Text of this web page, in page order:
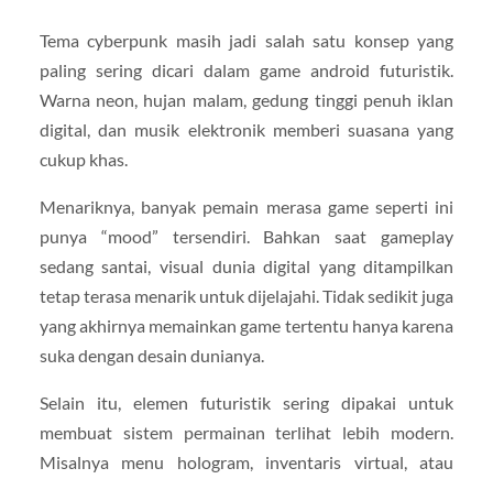
Tema cyberpunk masih jadi salah satu konsep yang
paling sering dicari dalam game android futuristik.
Warna neon, hujan malam, gedung tinggi penuh iklan
digital, dan musik elektronik memberi suasana yang
cukup khas.
Menariknya, banyak pemain merasa game seperti ini
punya “mood” tersendiri. Bahkan saat gameplay
sedang santai, visual dunia digital yang ditampilkan
tetap terasa menarik untuk dijelajahi. Tidak sedikit juga
yang akhirnya memainkan game tertentu hanya karena
suka dengan desain dunianya.
Selain itu, elemen futuristik sering dipakai untuk
membuat sistem permainan terlihat lebih modern.
Misalnya menu hologram, inventaris virtual, atau